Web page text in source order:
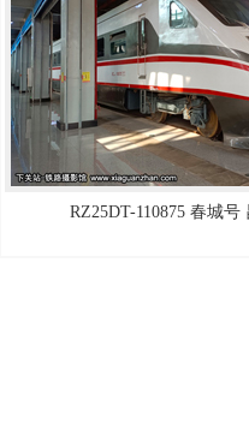
RZ25DT-110875 春城号